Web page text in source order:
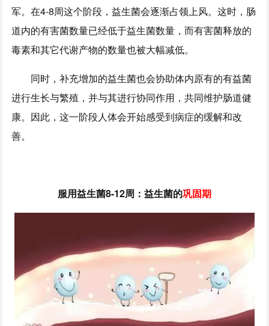
军。在4-8周这个阶段，益生菌会逐渐占领上风。这时，肠
道内的有害菌数量已经低于益生菌数量，而有害菌释放的
毒素和其它代谢产物的数量也被大幅减低。
同时，补充增加的益生菌也会协助体内原有的有益菌
进行生长与繁殖，并与其进行协同作用，共同维护肠道健
康。因此，这一阶段人体会开始感受到病症的缓解和改
善。
服用益生菌8-12周：益生菌的巩固期